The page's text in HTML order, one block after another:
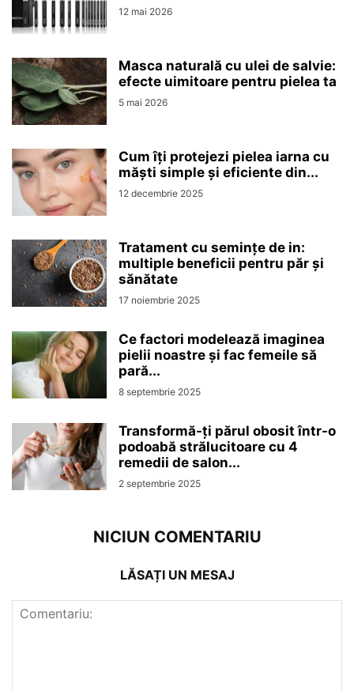
12 mai 2026
Masca naturală cu ulei de salvie:
efecte uimitoare pentru pielea ta
5 mai 2026
Cum îți protejezi pielea iarna cu
măști simple și eficiente din...
12 decembrie 2025
Tratament cu semințe de in:
multiple beneficii pentru păr și
sănătate
17 noiembrie 2025
Ce factori modelează imaginea
pielii noastre și fac femeile să
pară...
8 septembrie 2025
Transformă-ți părul obosit într-o
podoabă strălucitoare cu 4
remedii de salon...
2 septembrie 2025
NICIUN COMENTARIU
LĂSAȚI UN MESAJ